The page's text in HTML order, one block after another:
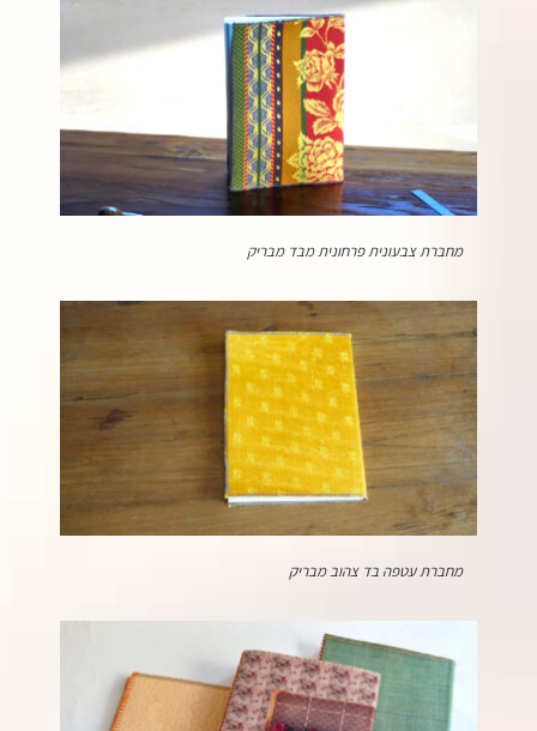
מחברת צבעונית פרחונית מבד מבריק
מחברת עטפה בד צהוב מבריק